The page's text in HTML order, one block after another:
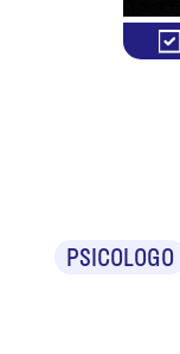
PSICOLOGO